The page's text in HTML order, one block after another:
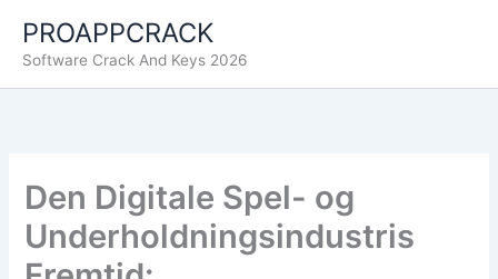
content
PROAPPCRACK
Software Crack And Keys 2026
Den Digitale Spel- og
Underholdningsindustris